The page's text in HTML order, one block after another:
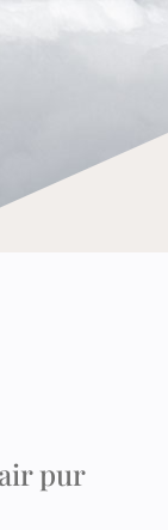
pur